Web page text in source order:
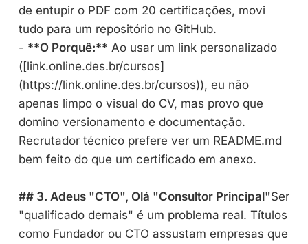
de entupir o PDF com 20 certificações, movi
tudo para um repositório no GitHub.
- **O Porquê:** Ao usar um link personalizado
([link.online.des.br/cursos]
(https://link.online.des.br/cursos)), eu não
apenas limpo o visual do CV, mas provo que
domino versionamento e documentação.
Recrutador técnico prefere ver um README.md
bem feito do que um certificado em anexo.
## 3. Adeus "CTO", Olá "Consultor Principal"Ser
"qualificado demais" é um problema real. Títulos
como Fundador ou CTO assustam empresas que